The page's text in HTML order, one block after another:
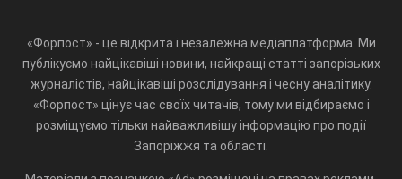
«Форпост» - це відкрита і незалежна медіаплатформа. Ми
публікуємо найцікавіші новини, найкращі статті запорізьких
журналістів, найцікавіші розслідування і чесну аналітику.
«Форпост» цінує час своїх читачів, тому ми відбираємо і
розміщуємо тільки найважливішу інформацію про події
Запоріжжя та області.